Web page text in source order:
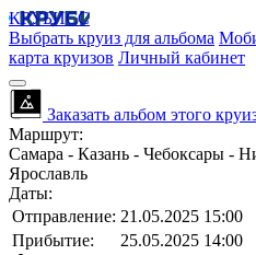
КРУБИСС
Выбрать круиз для альбома
карта круизов Личный кабинет
Заказать альбом этого
Маршрут:
Самара - Казань - Чебоксары -
Ярославль
Даты:
Отправление: 21.05.2025 15:00
Прибытие:
25.05.2025 14:00